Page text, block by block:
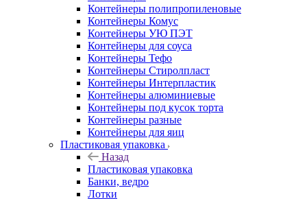
Контейнеры полипропиленовые
Контейнеры Комус
Контейнеры УЮ ПЭТ
Контейнеры для соуса
Контейнеры Тефо
Контейнеры Стиролпласт
Контейнеры Интерпластик
Контейнеры алюминиевые
Контейнеры под кусок торта
Контейнеры разные
Контейнеры для яиц
Пластиковая упаковка
Назад
Пластиковая упаковка
Банки, ведро
Лотки